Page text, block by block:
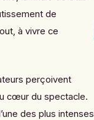
de
à vivre ce
perçoivent
cœur du spectacle.
des plus intenses